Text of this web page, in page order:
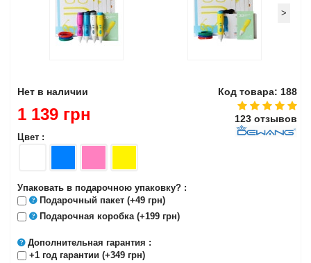
>
Нет в наличии Код товара: 188
123 отзывов
1 139 грн
Цвет :
Упаковать в подарочною упаковку? :
Подарочный пакет (+49 грн)
Подарочная коробка(+199 грн)
Дополнительная гарантия :
+1 год гарантии (+349 грн)